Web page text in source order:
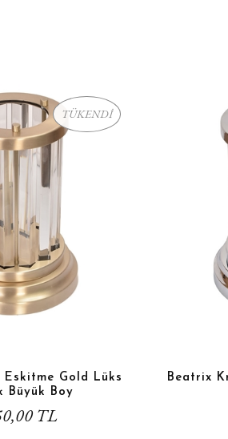
TÜKENDİ
Gold Lüks
Büyük Boy
TL
Beatrix